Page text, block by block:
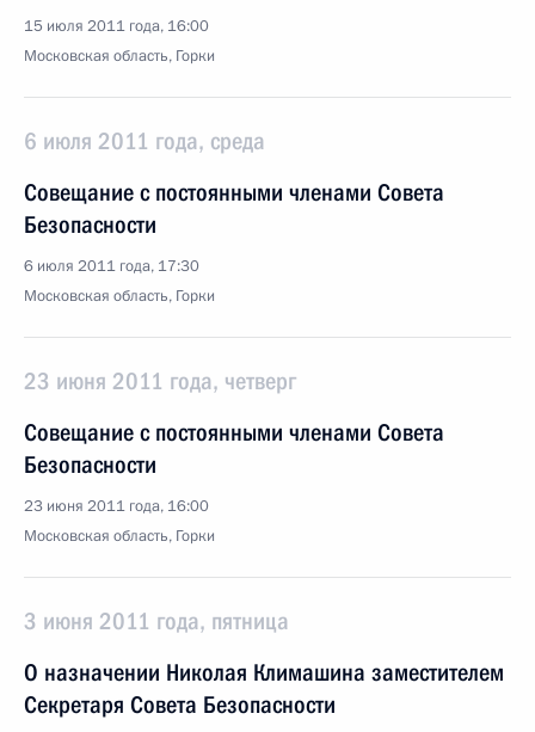
15 июля 2011 года, 16:00
Московская область, Горки
6 июля 2011 года, среда
Совещание с постоянными членами Совета
Безопасности
6 июля 2011 года, 17:30
Московская область, Горки
23 июня 2011 года, четверг
Совещание с постоянными членами Совета
Безопасности
23 июня 2011 года, 16:00
Московская область, Горки
3 июня 2011 года, пятница
О назначении Николая Климашина заместителем
Секретаря Совета Безопасности